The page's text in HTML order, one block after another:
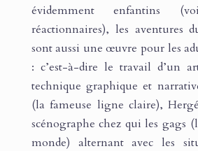
évidemment enfantins
réactionnaires), les aventures
sont aussi une œuvre pour les
: c’est-à-dire le travail d’un
technique graphique et
(la fameuse ligne claire),
scénographe chez qui les gags
monde) alternant avec les